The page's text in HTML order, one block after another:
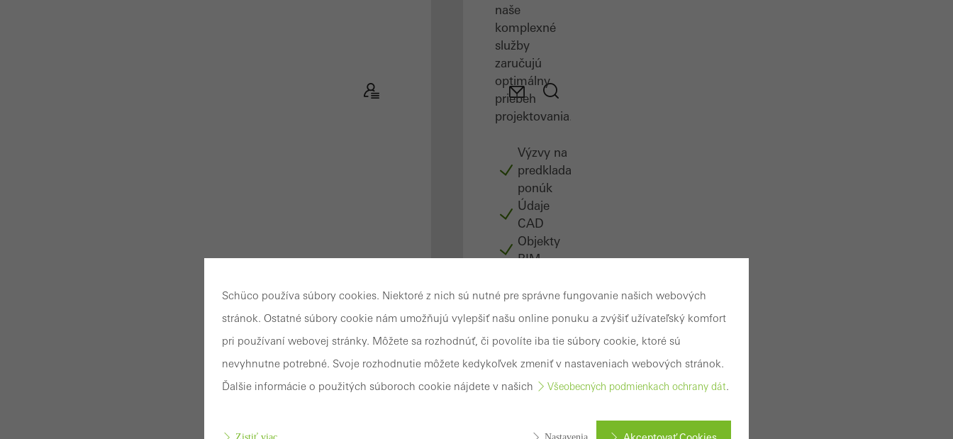
naše
komplexné
služby
zaručujú
optimálny
priebeh
projektovania.
Výzvy na
predkladanie
ponúk
Údaje
CAD
Objekty
BIM
stavebného
telesa
–
Konštrukčný
atlas
Schüco používa súbory cookies. Niektoré z nich sú nutné pre správne fungovanie našich webových
stránok. Ostatné súbory cookie nám umožňujú vylepšiť našu online ponuku a zvýšiť užívateľský komfort
pri používaní webovej stránky. Môžete sa rozhodnúť, či povolíte iba tie súbory cookie, ktoré sú
nevyhnutne potrebné. Svoje rozhodnutie môžete kedykoľvek zmeniť v nastaveniach webových stránok.
Ďalšie informácie o použitých súboroch cookie nájdete v našich
Všeobecných podmienkach ochrany dát.